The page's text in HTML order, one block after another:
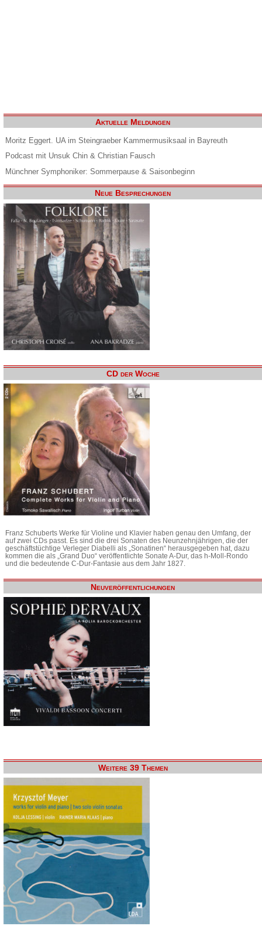
Aktuelle Meldungen
Moritz Eggert. UA im Steingraeber Kammermusiksaal in Bayreuth
Podcast mit Unsuk Chin & Christian Fausch
Münchner Symphoniker: Sommerpause & Saisonbeginn
Neue Besprechungen
CD der Woche
Franz Schuberts Werke für Violine und Klavier haben genau den Umfang, der
auf zwei CDs passt. Es sind die drei Sonaten des Neunzehnjährigen, die der
geschäftstüchtige Verleger Diabelli als „Sonatinen“ herausgegeben hat, dazu
kommen die als „Grand Duo“ veröffentlichte Sonate A-Dur, das h-Moll-Rondo
und die bedeutende C-Dur-Fantasie aus dem Jahr 1827.
Neuveröffentlichungen
Weitere 39 Themen